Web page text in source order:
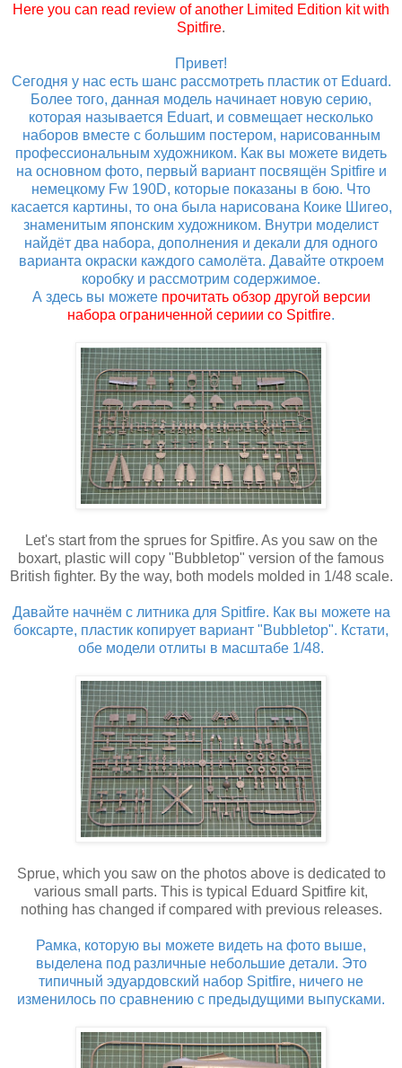
Here you can read review of another Limited Edition kit with
Spitfire.
Привет!
Сегодня у нас есть шанс рассмотреть пластик от Eduard.
Более того, данная модель начинает новую серию,
которая называется Eduart, и совмещает несколько
наборов вместе с большим постером, нарисованным
профессиональным художником. Как вы можете видеть
на основном фото, первый вариант посвящён Spitfire и
немецкому Fw 190D, которые показаны в бою. Что
касается картины, то она была нарисована Коике Шигео,
знаменитым японским художником. Внутри моделист
найдёт два набора, дополнения и декали для одного
варианта окраски каждого самолёта. Давайте откроем
коробку и рассмотрим содержимое.
А здесь вы можете прочитать обзор другой версии
набора ограниченной сериии со Spitfire.
Let's start from the sprues for Spitfire. As you saw on the
boxart, plastic will copy "Bubbletop" version of the famous
British fighter. By the way, both models molded in 1/48 scale.
Давайте начнём с литника для Spitfire. Как вы можете на
боксарте, пластик копирует вариант "Bubbletop". Кстати,
обе модели отлиты в масштабе 1/48.
Sprue, which you saw on the photos above is dedicated to
various small parts. This is typical Eduard Spitfire kit,
nothing has changed if compared with previous releases.
Рамка, которую вы можете видеть на фото выше,
выделена под различные небольшие детали. Это
типичный эдуардовский набор Spitfire, ничего не
изменилось по сравнению с предыдущими выпусками.